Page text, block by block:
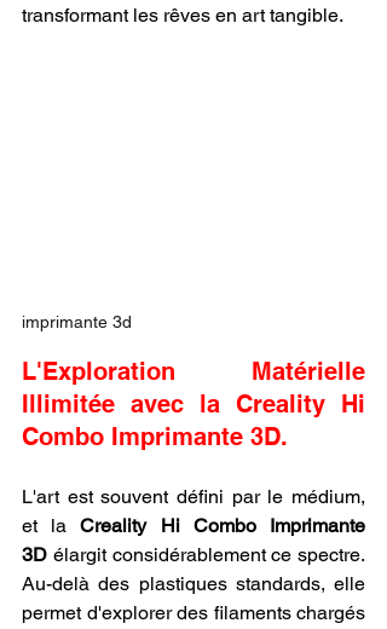
transformant les rêves en art tangible.
imprimante 3d
L'Exploration Matérielle
Illimitée avec la Creality Hi
Combo Imprimante 3D.
L'art est souvent défini par le médium,
et la Creality Hi Combo Imprimante
3D élargit considérablement ce spectre.
Au-delà des plastiques standards, elle
permet d'explorer des filaments chargés